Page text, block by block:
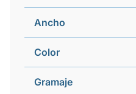
Ancho
Color
Gramaje